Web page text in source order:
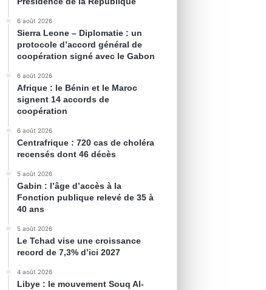
6 août 2026
Sierra Leone – Diplomatie : un
protocole d’accord général de
coopération signé avec le Gabon
6 août 2026
Afrique : le Bénin et le Maroc
signent 14 accords de
coopération
6 août 2026
Centrafrique : 720 cas de choléra
recensés dont 46 décès
5 août 2026
Gabin : l’âge d’accès à la
Fonction publique relevé de 35 à
40 ans
5 août 2026
Le Tchad vise une croissance
record de 7,3% d’ici 2027
4 août 2026
Libye : le mouvement Souq Al-